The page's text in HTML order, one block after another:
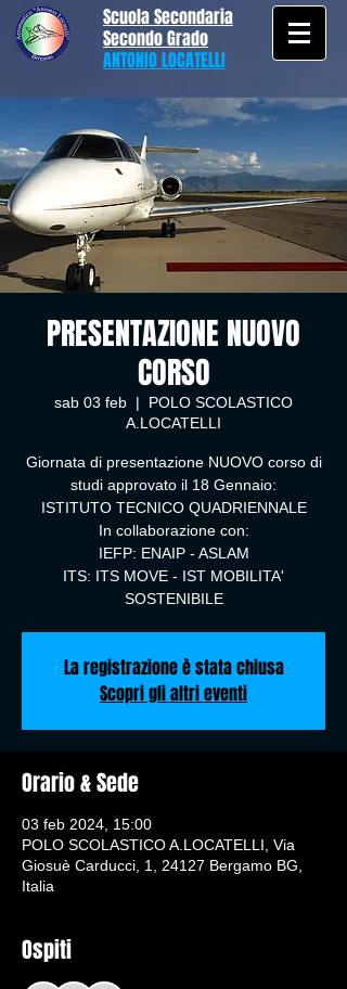
Scuola Secondaria
Secondo Grado
ANTONIO LOCATELLI
PRESENTAZIONE NUOVO
CORSO
sab 03 feb
  |
POLO SCOLASTICO
A.LOCATELLI
Giornata di presentazione NUOVO corso di
studi approvato il 18 Gennaio:
ISTITUTO TECNICO QUADRIENNALE
In collaborazione con:
IEFP: ENAIP - ASLAM
ITS: ITS MOVE - IST MOBILITA'
SOSTENIBILE
La registrazione è stata chiusa
Scopri gli altri eventi
Orario & Sede
03 feb 2024, 15:00
POLO SCOLASTICO A.LOCATELLI, Via
Giosuè Carducci, 1, 24127 Bergamo BG,
Italia
Ospiti